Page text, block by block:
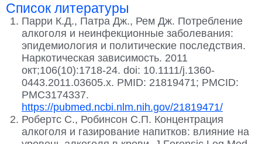
Список литературы
Парри К.Д., Патра Дж., Рем Дж. Потребление
алкоголя и неинфекционные заболевания:
эпидемиология и политические последствия.
Наркотическая зависимость. 2011
окт;106(10):1718-24. doi: 10.1111/j.1360-
0443.2011.03605.x. PMID: 21819471; PMCID:
PMC3174337.
https://pubmed.ncbi.nlm.nih.gov/21819471/
Робертс С., Робинсон С.П. Концентрация
алкоголя и газирование напитков: влияние на